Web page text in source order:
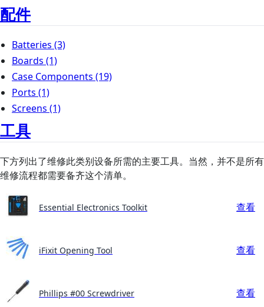
配件
Batteries (3)
Boards (1)
Case Components (19)
Ports (1)
Screens (1)
工具
下方列出了维修此类别设备所需的主要工具。当然，并不是所有
维修流程都需要备齐这个清单。
Essential Electronics Toolkit 查看
iFixit Opening Tool 查看
Phillips #00 Screwdriver 查看